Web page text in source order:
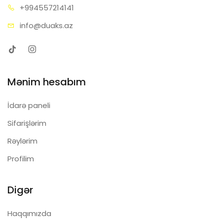
+994557214141
info@duaks.az
Mənim hesabım
İdarə paneli
Sifarişlərim
Rəylərim
Profilim
Digər
Haqqımızda